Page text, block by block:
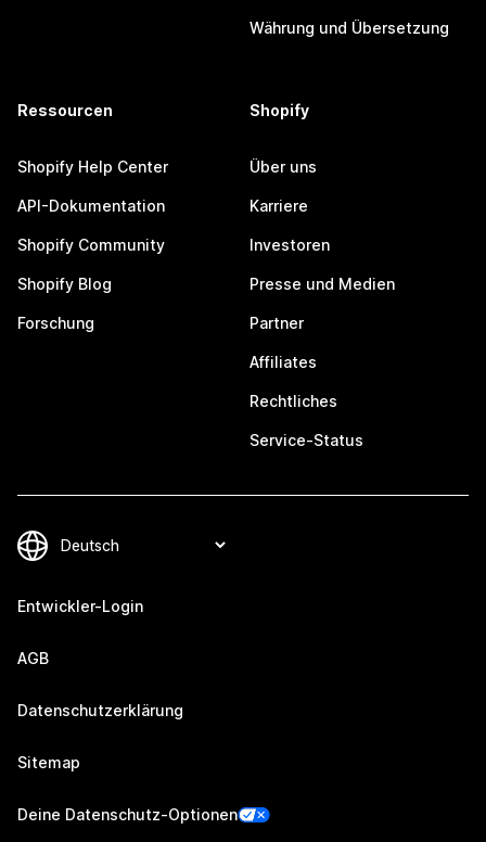
Währung und Übersetzung
Ressourcen
Shopify Help Center
API-Dokumentation
Shopify Community
Shopify Blog
Forschung
Shopify
Über uns
Karriere
Investoren
Presse und Medien
Partner
Affiliates
Rechtliches
Service-Status
Entwickler-Login
AGB
Datenschutzerklärung
Sitemap
Deine Datenschutz-Optionen